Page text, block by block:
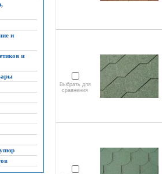
и
и
Выбрать для
сравнения